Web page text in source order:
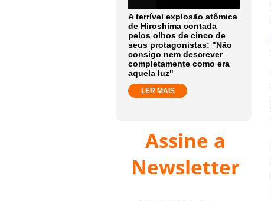
A terrível explosão atômica
de Hiroshima contada
pelos olhos de cinco de
seus protagonistas: "Não
consigo nem descrever
completamente como era
aquela luz"
LER MAIS
Assine a
Newsletter